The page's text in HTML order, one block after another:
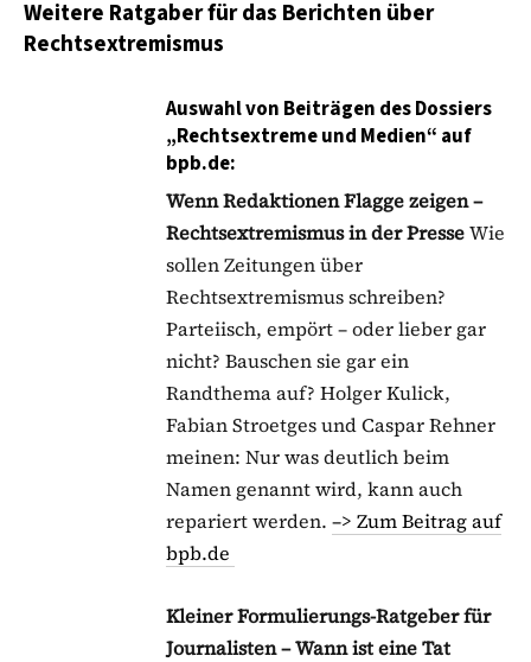
Weitere Ratgaber für das Berichten über
Rechtsextremismus
Auswahl von Beiträgen desDossiers
„Rechtsextreme und Medien“ auf
bpb.de:
Wenn Redaktionen Flagge zeigen –
Rechtsextremismus in der PresseWie
sollen Zeitungen über
Rechtsextremismus schreiben?
Parteiisch, empört – oder lieber gar
nicht? Bauschen sie gar ein
Randthema auf? Holger Kulick,
Fabian Stroetges und Caspar Rehner
meinen: Nur was deutlich beim
Namen genannt wird, kann auch
repariert werden. –> Zum Beitrag auf
bpb.de
Kleiner Formulierungs-Ratgeber für
Journalisten – Wann ist eine Tat